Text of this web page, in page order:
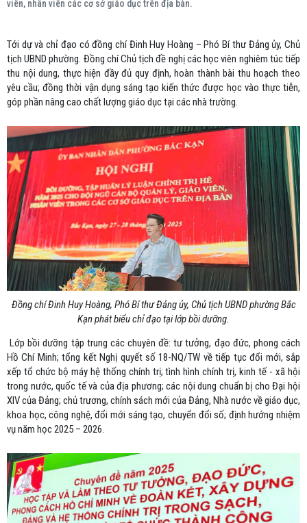
viên, nhân viên các cơ sở giáo dục trên địa bàn.
Tới dự và chỉ đạo có đồng chí Đinh Huy Hoàng – Phó Bí thư Đảng ủy, Chủ
tịch UBND phường. Đồng chí Chủ tịch đề nghị các học viên nghiêm túc tiếp
thu nội dung, thực hiện đầy đủ quy định, hoàn thành bài thu hoạch theo
yêu cầu; đồng thời vận dụng sáng tạo kiến thức được học vào thực tiễn,
góp phần nâng cao chất lượng giáo dục tại các nhà trường.
Đồng chí Đinh Huy Hoàng, Phó Bí thư Đảng ủy, Chủ tịch UBND phường Bắc
Kạn phát biểu chỉ đạo tại lớp bồi dưỡng.
Lớp bồi dưỡng tập trung các chuyên đề: tư tưởng, đạo đức, phong cách
Hồ Chí Minh; tổng kết Nghị quyết số 18-NQ/TW về tiếp tục đổi mới, sắp
xếp tổ chức bộ máy hệ thống chính trị; tình hình chính trị, kinh tế - xã hội
trong nước, quốc tế và của địa phương; các nội dung chuẩn bị cho Đại hội
XIV của Đảng; chủ trương, chính sách mới của Đảng, Nhà nước về giáo dục,
khoa học, công nghệ, đổi mới sáng tạo, chuyển đổi số; định hướng nhiệm
vụ năm học 2025 – 2026.